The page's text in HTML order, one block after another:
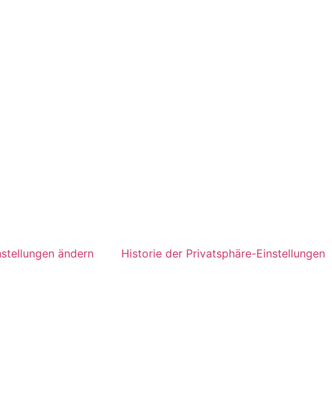
ändern Historie der Privatsphäre-Einstellungen